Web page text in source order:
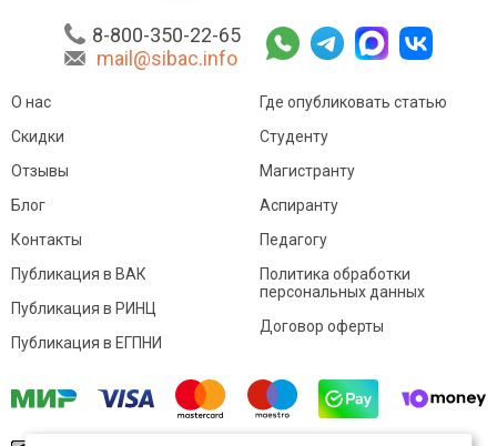
8-800-350-22-65
mail@sibac.info
О нас
Скидки
Отзывы
Блог
Контакты
Где опубликовать статью
Студенту
Магистранту
Аспиранту
Педагогу
Публикация в ВАК
Публикация в РИНЦ
Публикация в ЕГПНИ
Политика обработки
персональных данных
Договор оферты